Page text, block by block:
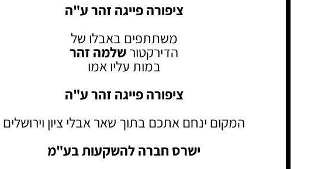
ציפורה פייגה זהר ע"ה
משתתפים באבלו של
הדירקטורשלמה זהר
במות עליו אמו
ציפורה פייגה זהר ע"ה
המקום ינחם אתכם בתוך שאר אבלי ציון וירושלים
ישרס חברה להשקעות בע"מ